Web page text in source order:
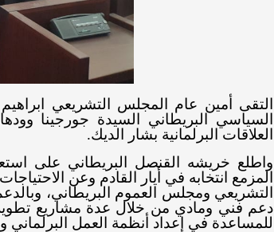
التقى أمين عام المجلس التشريعي
السياسي البريطاني السيدة جورجينا
العلاقات البرلمانية بشار الديك.
واطلع خريشه القنصل البريطاني على
المزمع انتخابه في أيار القادم وعن
التشريعي ومجلس العموم البريطاني،
دعم فني ومادي من خلال عدة مشاريع
للمساعدة في إعداد أنظمة العمل البرلماني